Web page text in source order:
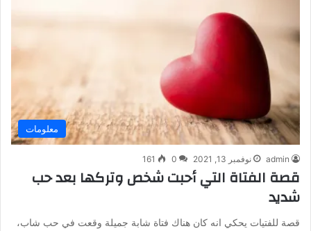
معلومات
admin نوفمبر 13, 2021 0
161
قصة الفتاة التي أحبت شخص وتركها بعد حب
شديد
قصة للفتيات يحكي انه كان هناك فتاة شابة جميلة وقعت في حب شاب،